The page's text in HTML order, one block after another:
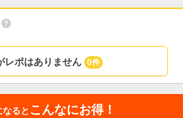
レポはありません 0件
なると こんなにお得！